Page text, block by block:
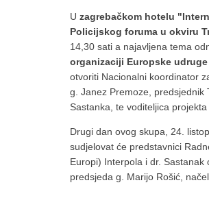
U zagrebačkom hotelu
Policijskog foruma u okviru
14,30 sati a najavljena tema
organizaciji Europske
otvoriti Nacionalni koordinator
g. Janez Premoze,
Sastanka, te voditeljica
Drugi dan ovog skupa, 24.
sudjelovat će predstavnici
Europi) Interpola i dr.
predsjeda g. Marijo Rošić,